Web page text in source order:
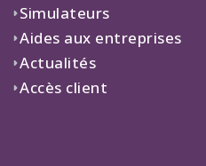
Simulateurs
Aides aux entreprises
Actualités
Accès client